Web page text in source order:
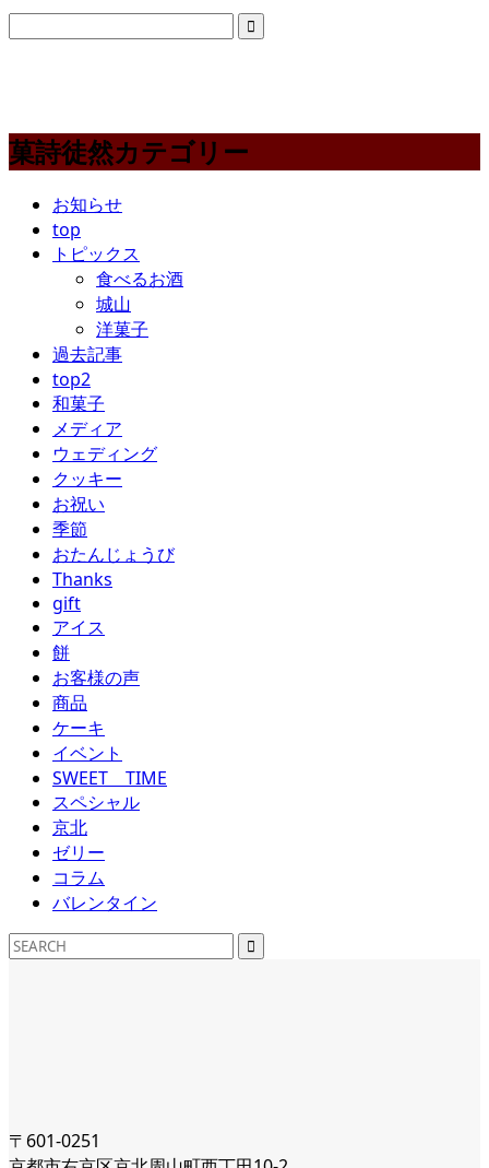
菓詩徒然カテゴリー
お知らせ
top
トピックス
食べるお酒
城山
洋菓子
過去記事
top2
和菓子
メディア
ウェディング
クッキー
お祝い
季節
おたんじょうび
Thanks
gift
アイス
餅
お客様の声
商品
ケーキ
イベント
SWEET TIME
スペシャル
京北
ゼリー
コラム
バレンタイン
〒601-0251